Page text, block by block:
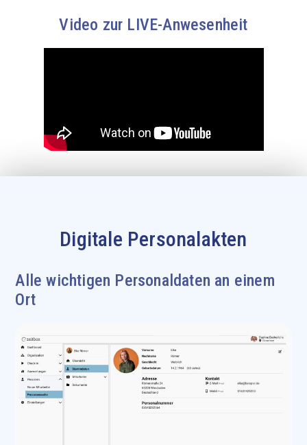
Video zur LIVE-Anwesenheit
Digitale Personalakten
Alle wichtigen Personaldaten an einem
Ort